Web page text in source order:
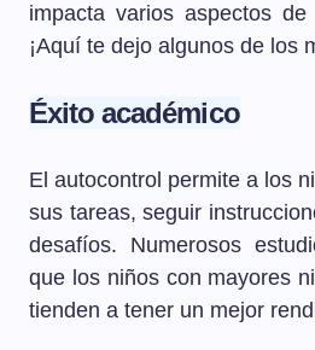
impacta varios aspectos
¡Aquí te dejo algunos de los
Éxito académico
El autocontrol permite a los
sus tareas, seguir
desafíos. Numerosos
que los niños con mayores
tienden a tener un mejor